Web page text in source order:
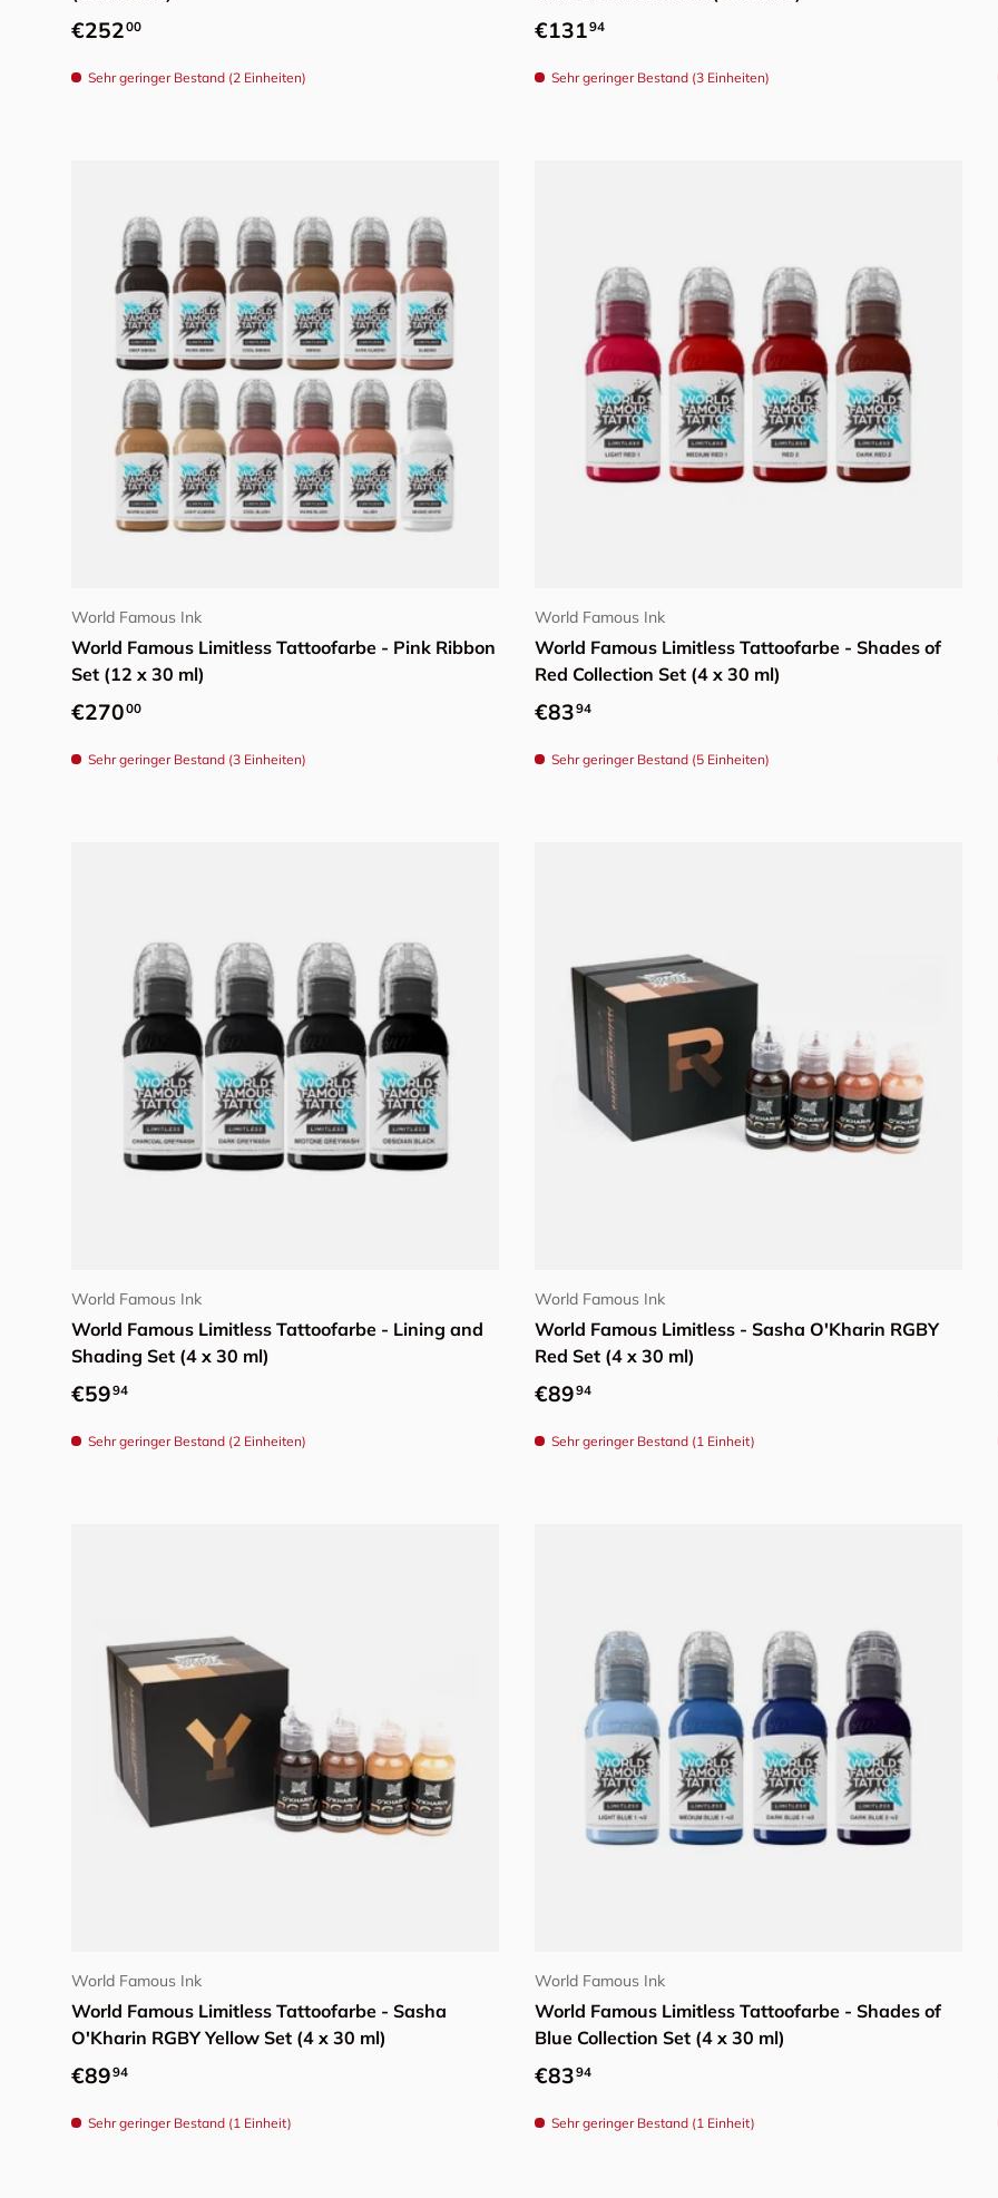
Normaler Preis
€25200
Sehr geringer Bestand (2 Einheiten)
Normaler Preis
€13194
Sehr geringer Bestand (3 Einheiten)
World Famous Ink
World Famous Limitless Tattoofarbe - Pink Ribbon
Set (12 x 30 ml)
Normaler Preis
€27000
Sehr geringer Bestand (3 Einheiten)
World Famous Ink
World Famous Limitless Tattoofarbe - Shades of
Red Collection Set (4 x 30 ml)
Normaler Preis
€8394
Sehr geringer Bestand (5 Einheiten)
World Famous Ink
World Famous Limitless Tattoofarbe - Lining and
Shading Set (4 x 30 ml)
Normaler Preis
€5994
Sehr geringer Bestand (2 Einheiten)
World Famous Ink
World Famous Limitless - Sasha O'Kharin RGBY
Red Set (4 x 30 ml)
Normaler Preis
€8994
Sehr geringer Bestand (1 Einheit)
World Famous Ink
World Famous Limitless Tattoofarbe - Sasha
O'Kharin RGBY Yellow Set (4 x 30 ml)
Normaler Preis
€8994
Sehr geringer Bestand (1 Einheit)
World Famous Ink
World Famous Limitless Tattoofarbe - Shades of
Blue Collection Set (4 x 30 ml)
Normaler Preis
€8394
Sehr geringer Bestand (1 Einheit)